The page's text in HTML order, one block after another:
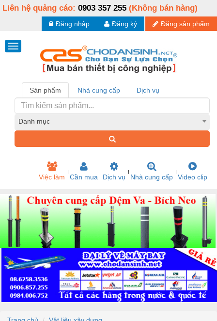
Liên hệ quảng cáo: 0903 357 255 (Không bán hàng)
Đăng sản phẩm
Đăng ký
Đăng nhập
Sản phẩm Nhà cung cấp Dịch vụ
Danh mục
Việc làm Cần mua Dịch vụ Nhà cung cấp Video clip